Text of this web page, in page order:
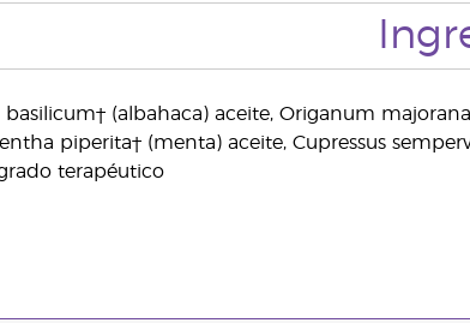
(albahaca) aceite, Origanum
piperita† (menta) aceite, Cupressus
terapéutico